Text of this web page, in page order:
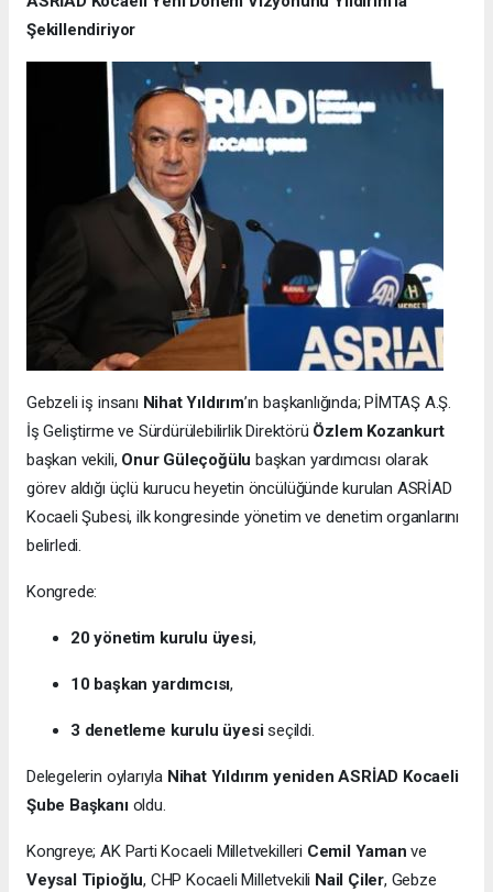
Şekillendiriyor
Gebzeli iş insanı Nihat Yıldırım’ın başkanlığında; PİMTAŞ A.Ş.
İş Geliştirme ve Sürdürülebilirlik Direktörü Özlem Kozankurt
başkan vekili, Onur Güleçoğülu başkan yardımcısı olarak
görev aldığı üçlü kurucu heyetin öncülüğünde kurulan ASRİAD
Kocaeli Şubesi, ilk kongresinde yönetim ve denetim organlarını
belirledi.
Kongrede:
20 yönetim kurulu üyesi,
10 başkan yardımcısı,
3 denetleme kurulu üyesiseçildi.
Delegelerin oylarıyla Nihat Yıldırım yeniden ASRİAD Kocaeli
Şube Başkanıoldu.
Kongreye; AK Parti Kocaeli Milletvekilleri Cemil Yaman ve
Veysal Tipioğlu, CHP Kocaeli Milletvekili Nail Çiler, Gebze